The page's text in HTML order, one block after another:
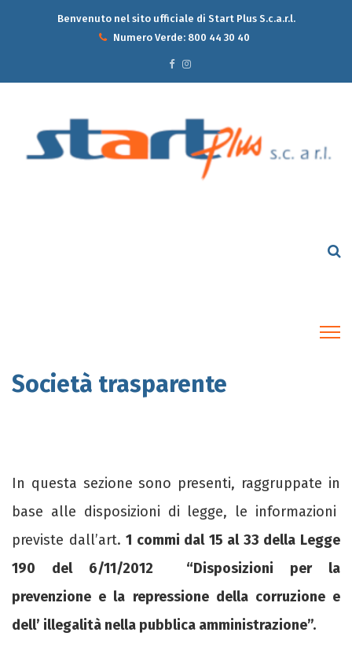
Benvenuto nel sito ufficiale di Start Plus S.c.a.r.l.
Numero Verde: 800 44 30 40
Società trasparente
In questa sezione sono presenti, raggruppate in
base alle disposizioni di legge, le informazioni
previste dall’art.1 commi dal 15 al 33 della Legge
190 del 6/11/2012 “Disposizioni per la
prevenzione e la repressione della corruzione e
dell’ illegalità nella pubblica amministrazione”.